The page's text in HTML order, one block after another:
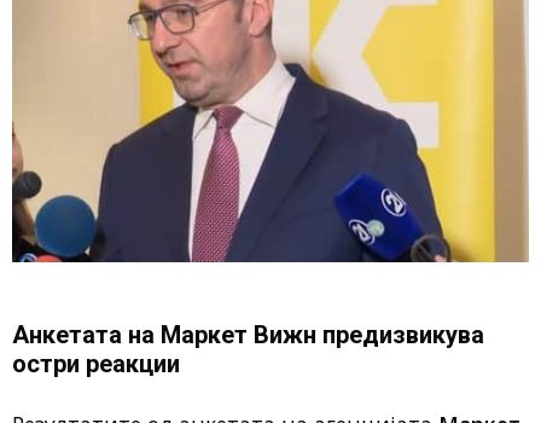
Анкетата на Маркет Вижн предизвикува
остри реакции